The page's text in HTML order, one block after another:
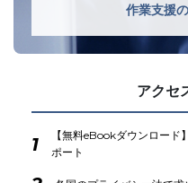
作業支援
アクセ
1
【無料eBookダウンロー
ポート